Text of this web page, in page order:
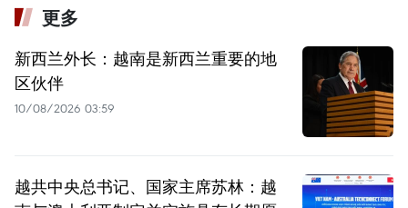
更多
新西兰外长：越南是新西兰重要的地
区伙伴
10/08/2026 03:59
越共中央总书记、国家主席苏林：越